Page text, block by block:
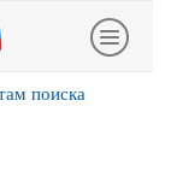
поиска